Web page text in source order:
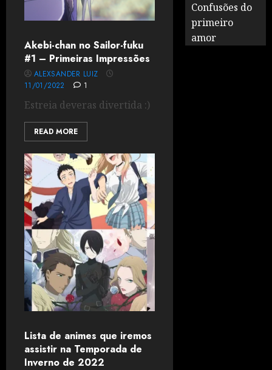
Akebi-chan no Sailor-fuku
#1 – Primeiras Impressões
ALEXSANDER LUIZ
11/01/2022
1
Estreia deveras divertida :)
READ MORE
Lista de animes que iremos
assistir na Temporada de
Inverno de 2022
Confusões do
primeiro
amor